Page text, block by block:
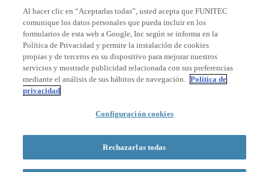
Miembro de
Acreditaciones
© 2026 La Salle Campus Barcelona - URL |
Formulario de búsqueda
Al hacer clic en “Aceptarlas todas”, usted acepta que FUNITEC
comunique los datos personales que pueda incluir en los
formularios de esta web a Google, Inc según se informa en la
Política de Privacidad y permite la instalación de cookies
propias y de terceros en su dispositivo para mejorar nuestros
servicios y mostrarle publicidad relacionada con sus preferencias
mediante el análisis de sus hábitos de navegación. Política de
privacidad
Configuración cookies
Rechazarlas todas